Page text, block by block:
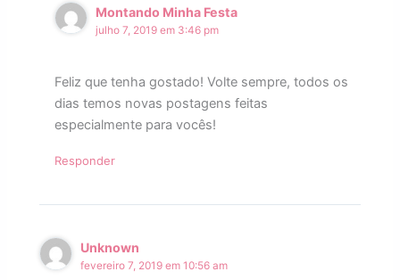
Montando Minha Festa
julho 7, 2019 em 3:46 pm
Feliz que tenha gostado! Volte sempre, todos os
dias temos novas postagens feitas
especialmente para vocês!
Responder
Unknown
fevereiro 7, 2019 em 10:56 am